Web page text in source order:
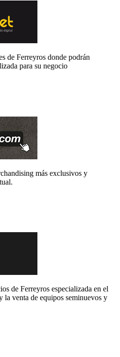
de Ferreyros donde podrán
para su negocio
más exclusivos y
de Ferreyros especializada en el
la venta de equipos seminuevos y